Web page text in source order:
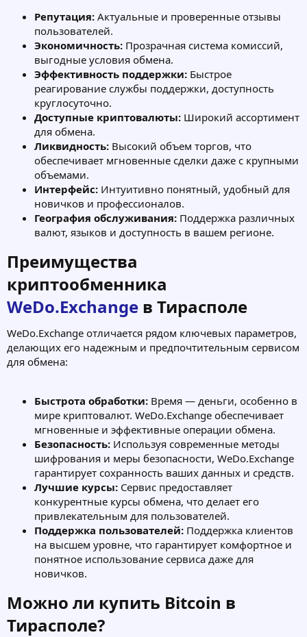
Репутация: Актуальные и проверенные отзывы
пользователей.
Экономичность: Прозрачная система комиссий,
выгодные условия обмена.
Эффективность поддержки: Быстрое
реагирование службы поддержки, доступность
круглосуточно.
Доступные криптовалюты: Широкий ассортимент
для обмена.
Ликвидность: Высокий объем торгов, что
обеспечивает мгновенные сделки даже с крупными
объемами.
Интерфейс: Интуитивно понятный, удобный для
новичков и профессионалов.
География обслуживания: Поддержка различных
валют, языков и доступность в вашем регионе.
Преимущества
криптообменника
WeDo.Exchange в Тирасполе​
WeDo.Exchange отличается рядом ключевых параметров,
делающих его надежным и предпочтительным сервисом
для обмена:
Быстрота обработки: Время — деньги, особенно в
мире криптовалют. WeDo.Exchange обеспечивает
мгновенные и эффективные операции обмена.
Безопасность: Используя современные методы
шифрования и меры безопасности, WeDo.Exchange
гарантирует сохранность ваших данных и средств.
Лучшие курсы: Сервис предоставляет
конкурентные курсы обмена, что делает его
привлекательным для пользователей.
Поддержка пользователей: Поддержка клиентов
на высшем уровне, что гарантирует комфортное и
понятное использование сервиса даже для
новичков.
Можно ли купить Bitcoin в
Тирасполе?​